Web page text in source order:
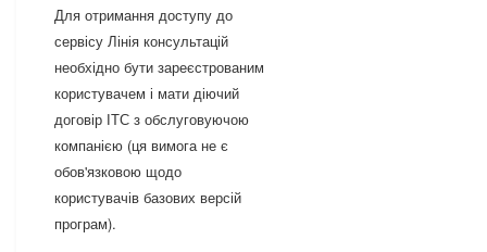
Для отримання доступу до
сервісу Лінія консультацій
необхідно бути зареєстрованим
користувачем і мати діючий
договір ІТС з обслуговуючою
компанією (ця вимога не є
обов'язковою щодо
користувачів базових версій
програм).